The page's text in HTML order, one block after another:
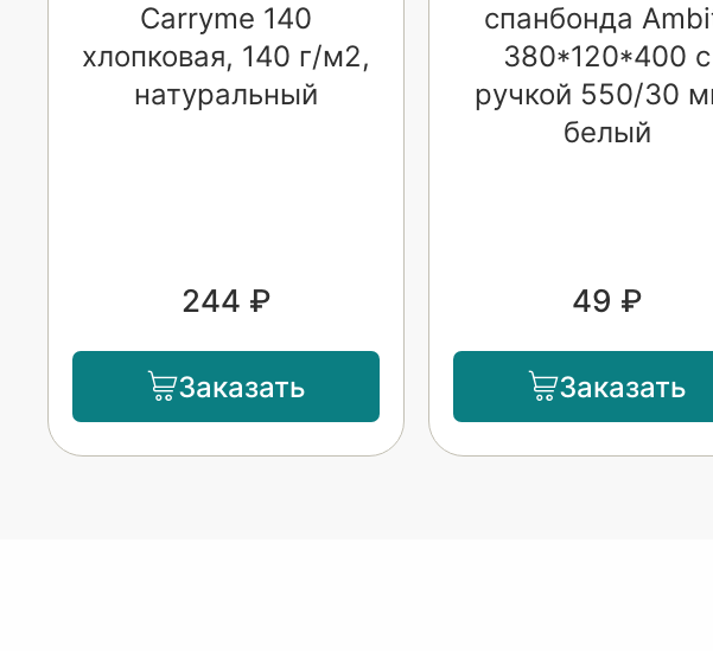
Carryme 140
хлопковая, 140 г/м2,
натуральный
244 ₽
Заказать
спанбонда
380*120*400 с
ручкой 550/30
белый
49 ₽
Заказать